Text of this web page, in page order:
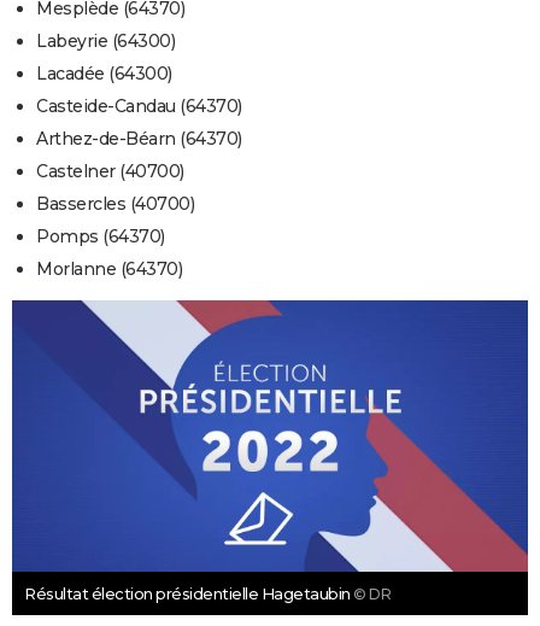
Mesplède (64370)
Labeyrie (64300)
Lacadée (64300)
Casteide-Candau (64370)
Arthez-de-Béarn (64370)
Castelner (40700)
Bassercles (40700)
Pomps (64370)
Morlanne (64370)
Résultat élection présidentielle Hagetaubin © DR